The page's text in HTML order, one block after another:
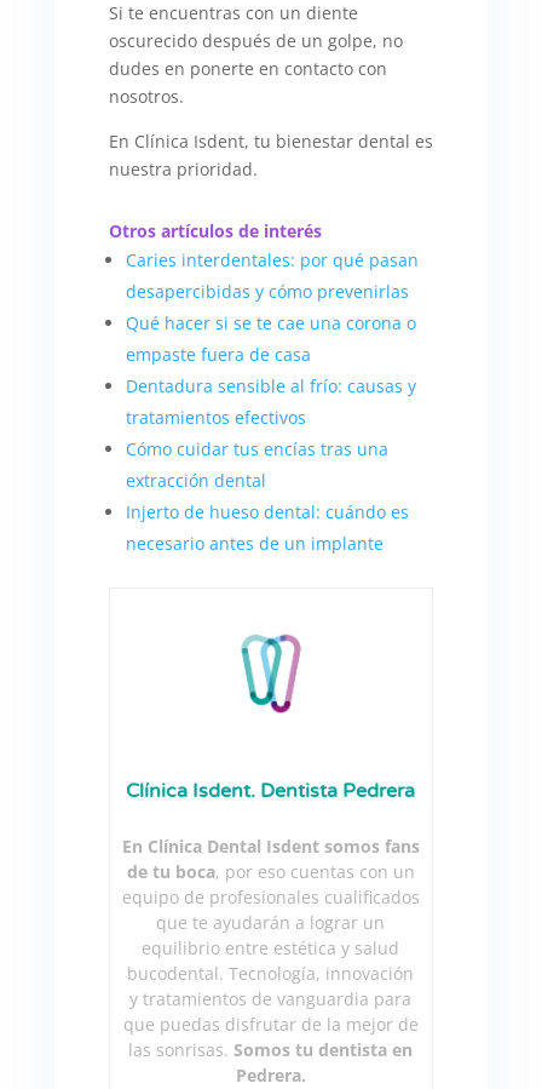
Si te encuentras con un diente
oscurecido después de un golpe, no
dudes en ponerte en contacto con
nosotros.
En Clínica Isdent, tu bienestar dental es
nuestra prioridad.
Otros artículos de interés
Caries interdentales: por qué pasan
desapercibidas y cómo prevenirlas
Qué hacer si se te cae una corona o
empaste fuera de casa
Dentadura sensible al frío: causas y
tratamientos efectivos
Cómo cuidar tus encías tras una
extracción dental
Injerto de hueso dental: cuándo es
necesario antes de un implante
Clínica Isdent. Dentista Pedrera
En Clínica Dental Isdent somos fans
de tu boca, por eso cuentas con un
equipo de profesionales cualificados
que te ayudarán a lograr un
equilibrio entre estética y salud
bucodental. Tecnología, innovación
y tratamientos de vanguardia para
que puedas disfrutar de la mejor de
las sonrisas.Somos tu dentista en
Pedrera.